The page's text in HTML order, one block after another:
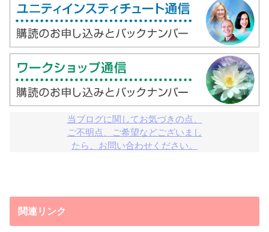
当ブログに関してお気づきの点、
ご不明点、ご希望などございまし
たら、お問い合わせください。
関連リンク